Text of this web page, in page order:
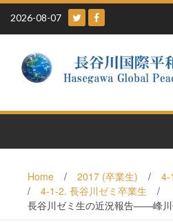
Skip
content
2026-08-07
Home / 2017 (卒業生) /
4-
/
4-1-2. 長谷川ゼミ卒業生
/
長谷川ゼミ生の近況報告――峰